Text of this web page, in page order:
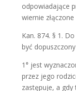
odpowiadające
wiernie
Kan. 874. § 1.
być
1° jest
przez jego
zastępuje, a gdy